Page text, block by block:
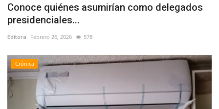
Conoce quiénes asumirían como delegados
presidenciales...
Editora Febrero 26, 2026 578
Crónica